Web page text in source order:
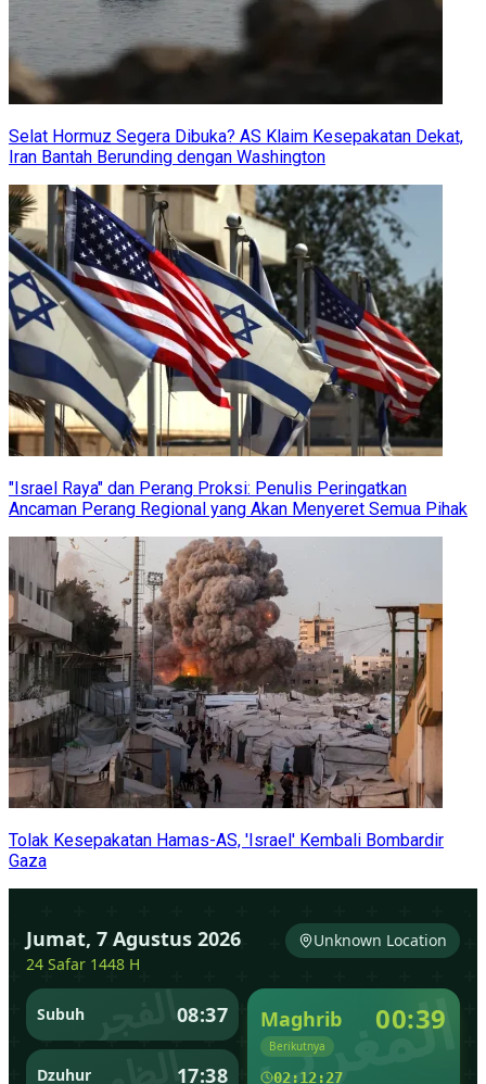
Selat Hormuz Segera Dibuka? AS Klaim Kesepakatan Dekat,
Iran Bantah Berunding dengan Washington
"Israel Raya" dan Perang Proksi: Penulis Peringatkan
Ancaman Perang Regional yang Akan Menyeret Semua Pihak
Tolak Kesepakatan Hamas-AS, 'Israel' Kembali Bombardir
Gaza